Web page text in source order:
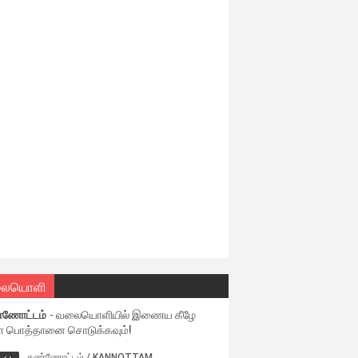
- வலையொளியில் இணைய கீழே
பொத்தானை சொடுக்கவும்!